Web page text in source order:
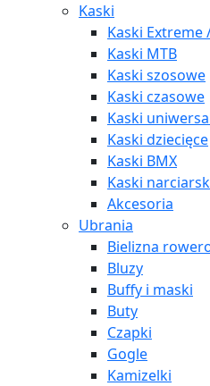
Kaski
Kaski Extreme
Kaski MTB
Kaski szosowe
Kaski czasowe
Kaski
Kaski dziecięce
Kaski BMX
Kaski
Akcesoria
Ubrania
Bielizna
Bluzy
Buffy i maski
Buty
Czapki
Gogle
Kamizelki